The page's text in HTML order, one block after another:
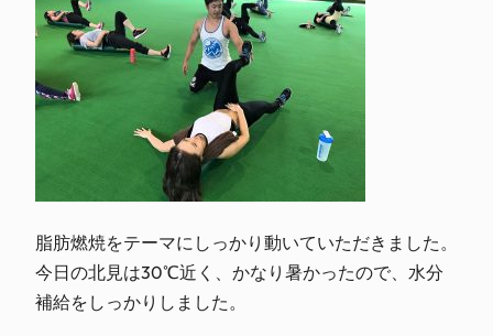
脂肪燃焼をテーマにしっかり動いていただきました。
今日の北見は30℃近く、かなり暑かったので、水分
補給をしっかりしました。